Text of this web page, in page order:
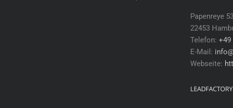
Papenreye
22453
Telefon: +49
E-Mail:
Webseite: